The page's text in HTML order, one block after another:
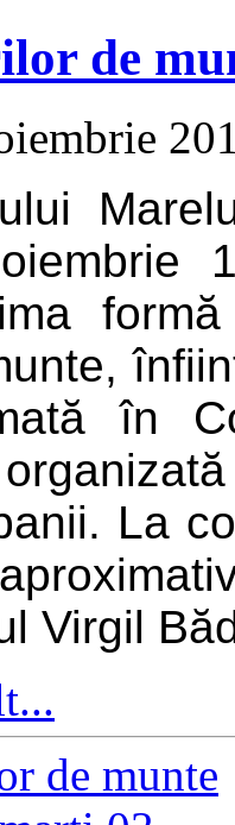
de
în
La
Virgil